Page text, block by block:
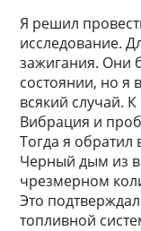
Я решил
исследование.
зажигания. Они
состоянии, но я
всякий случай.
Вибрация и
Тогда я
Черный дым из
чрезмерном
Это
топливной